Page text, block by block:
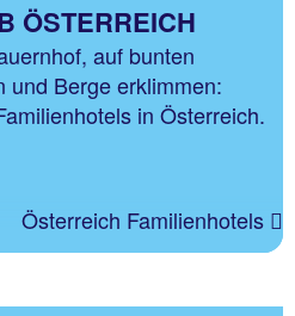
ÖSTERREICH
auf bunten
und Berge erklimmen:
in Österreich.
Österreich Familienhotels